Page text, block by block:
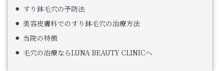
すり鉢毛穴の予防法
美容皮膚科でのすり鉢毛穴の治療方法
当院の特徴
毛穴の治療ならLUNA BEAUTY CLINICへ